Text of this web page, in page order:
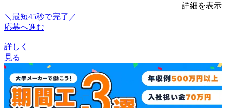
詳細を表示
＼最短45秒で完了／
応募へ進む
詳しく
見る